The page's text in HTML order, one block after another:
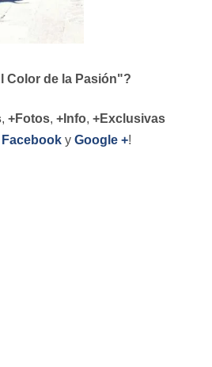
Color de la Pasión"?
, +Fotos, +Info, +Exclusivas
Facebooky Google +!